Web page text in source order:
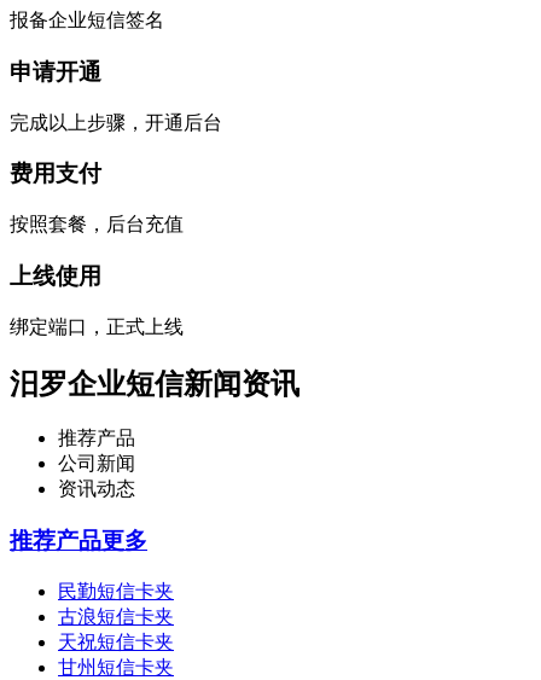
报备企业短信签名
申请开通
完成以上步骤，开通后台
费用支付
按照套餐，后台充值
上线使用
绑定端口，正式上线
汨罗企业短信新闻资讯
推荐产品
公司新闻
资讯动态
推荐产品更多
民勤短信卡夹
古浪短信卡夹
天祝短信卡夹
甘州短信卡夹